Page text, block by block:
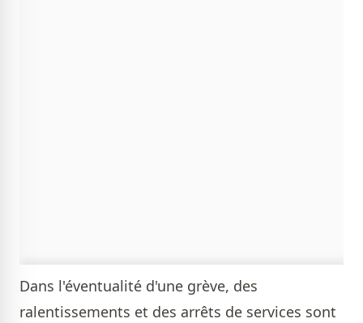
Dans l'éventualité d'une grève, des
ralentissements et des arrêts de services sont